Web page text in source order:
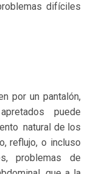
difíciles
por un pantalón,
puede
natural de los
reflujo, o incluso
problemas de